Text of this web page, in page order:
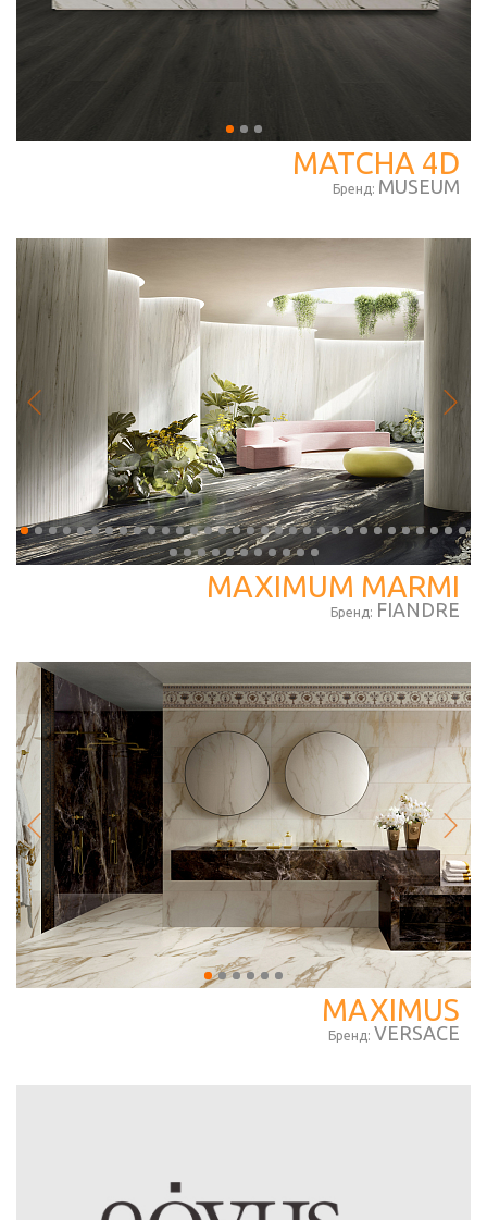
MATCHA 4D
Бренд: MUSEUM
MAXIMUM MARMI
Бренд: FIANDRE
MAXIMUS
Бренд: VERSACE